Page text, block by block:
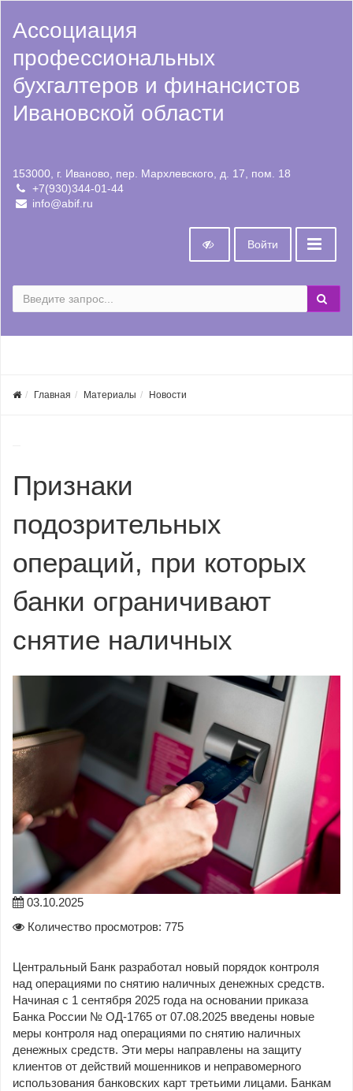
Ассоциация
профессиональных
бухгалтеров и финансистов
Ивановской области
153000, г. Иваново, пер. Мархлевского, д. 17, пом. 18
+7(930)344-01-44
info@abif.ru
Войти
Главная Материалы Новости
Признаки
подозрительных
операций, при которых
банки ограничивают
снятие наличных
03.10.2025
Количество просмотров: 775
Центральный Банк разработал новый порядок контроля
над операциями по снятию наличных денежных средств.
Начиная с 1 сентября 2025 года на основании приказа
Банка России № ОД-1765 от 07.08.2025 введены новые
меры контроля над операциями по снятию наличных
денежных средств. Эти меры направлены на защиту
клиентов от действий мошенников и неправомерного
использования банковских карт третьими лицами. Банкам